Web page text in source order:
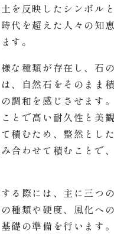
を反映したシンボル
代を超えた人々の知
す。
な種類が存在し、石
は、自然石をそのまま
調和を感じさせます
とで高い耐久性と美
積むため、整然とし
合わせて積むことで
る際には、主に三つ
種類や硬度、風化へ
礎の準備を行います